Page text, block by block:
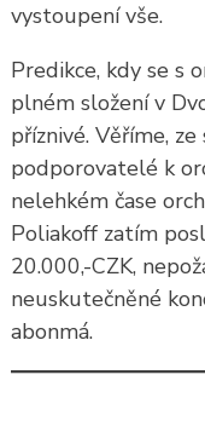
vystoupení vše.
Predikce, kdy se s
plném složení v
příznivé. Věříme,
podporovatelé k
nelehkém čase
Poliakoff zatím
20.000,-CZK,
neuskutečněné
abonmá.